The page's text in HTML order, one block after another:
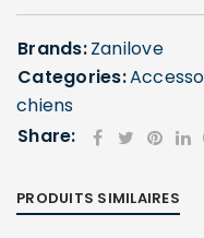
Brands:Zanilove
Categories:
chiens
Share:
PRODUITS SIMILAIRES